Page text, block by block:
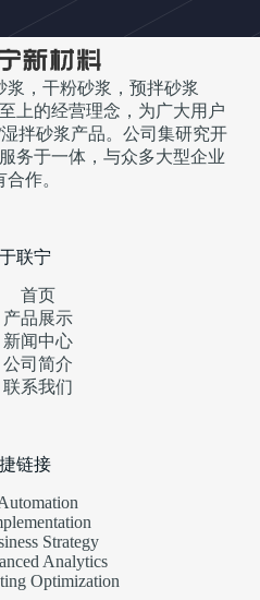
，干粉砂浆，预拌砂浆
上的经营理念，为广大用户
拌砂浆产品。公司集研究开
务于一体，与众多大型企业
合作。
联宁
首页
产品展示
新闻中心
公司简介
联系我们
链接
Strategy
Analytics
Optimization